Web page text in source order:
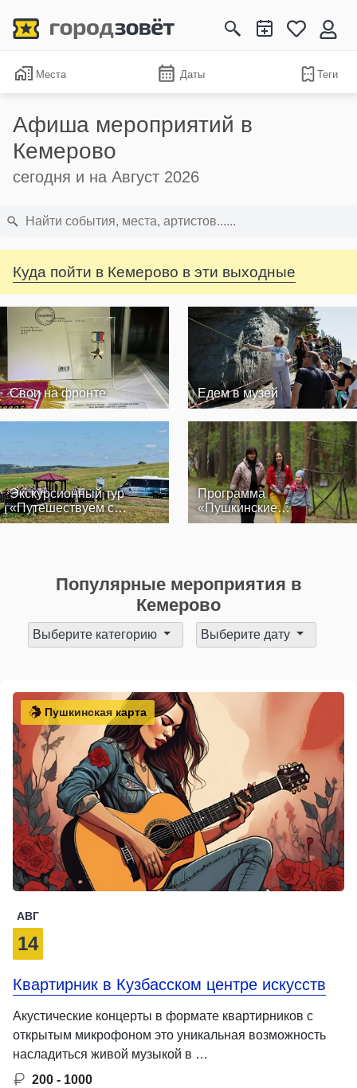
Места Даты Теги
Афиша мероприятий в
Кемерово
сегодня и на Август 2026
Куда пойти в Кемерово в эти выходные
Свои на фронте Едем в музей
Экскурсионный тур
«Путешествуем с
музеем»
Программа
«Пушкинские
выходные»
Популярные мероприятия в
Кемерово
Выберите категорию Выберите дату
Пушкинская карта
АВГ
14
Квартирник в Кузбасском центре искусств
Акустические концерты в формате квартирников с
открытым микрофоном это уникальная возможность
насладиться живой музыкой в …
200 - 1000